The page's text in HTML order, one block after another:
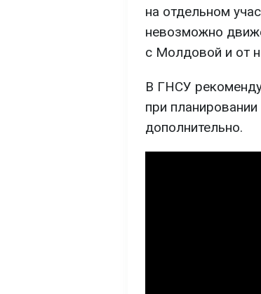
на отдельном
невозможно
с Молдовой и от
В ГНСУ
при
дополнительно.